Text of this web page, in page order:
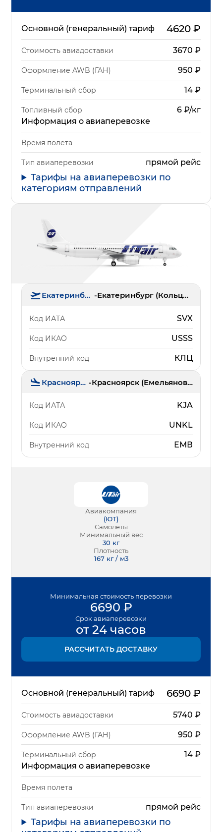
Основной (генеральный) тариф 4620₽
Стоимость авиадоставки 3670 ₽
Оформление AWB (ГАН) 950 ₽
Терминальный сбор 14₽
Топливный сбор
6 ₽/кг
Информация о авиаперевозке
Время полета
Тип авиаперевозки прямой рейс
Тарифы на авиаперевозки по
категориям отправлений
Екатеринбург - Екатеринбург (Кольцово)
Код ИАТА SVX
Код ИКАО USSS
Внутренний код КЛЦ
Красноярск - Красноярск (Емельяново)
Код ИАТА KJA
Код ИКАО UNKL
Внутренний код ЕМВ
Авиакомпания
(ЮТ)
Самолеты
Минимальный вес
30 кг
Плотность
167 кг / м3
Минимальная стоимость перевозки
6690 ₽
Срок авиаперевозки
от 24 часов
РАССЧИТАТЬ ДОСТАВКУ
Основной (генеральный) тариф 6690₽
Стоимость авиадоставки 5740 ₽
Оформление AWB (ГАН) 950 ₽
Терминальный сбор 14₽
Информация о авиаперевозке
Время полета
Тип авиаперевозки прямой рейс
Тарифы на авиаперевозки по